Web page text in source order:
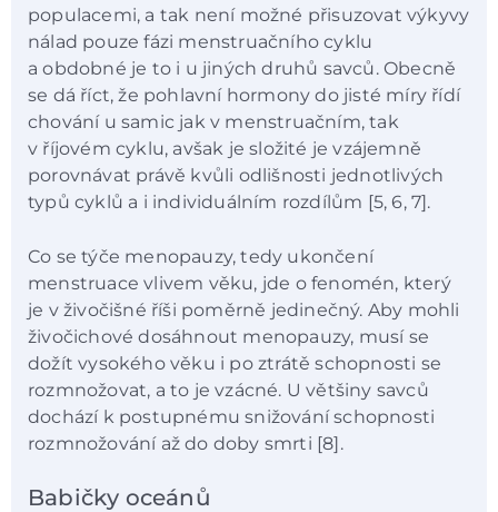
populacemi, a tak není možné přisuzovat výkyvy
nálad pouze fázi menstruačního cyklu
a obdobné je to i u jiných druhů savců. Obecně
se dá říct, že pohlavní hormony do jisté míry řídí
chování u samic jak v menstruačním, tak
v říjovém cyklu, avšak je složité je vzájemně
porovnávat právě kvůli odlišnosti jednotlivých
typů cyklů a i individuálním rozdílům [5, 6, 7].
Co se týče menopauzy, tedy ukončení
menstruace vlivem věku, jde o fenomén, který
je v živočišné říši poměrně jedinečný. Aby mohli
živočichové dosáhnout menopauzy, musí se
dožít vysokého věku i po ztrátě schopnosti se
rozmnožovat, a to je vzácné. U většiny savců
dochází k postupnému snižování schopnosti
rozmnožování až do doby smrti [8].
Babičky oceánů